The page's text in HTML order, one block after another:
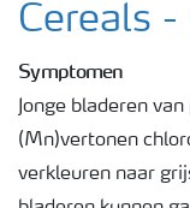
Cereals -
Symptomen
Jonge bladeren
(Mn)vertonen
verkleuren naar